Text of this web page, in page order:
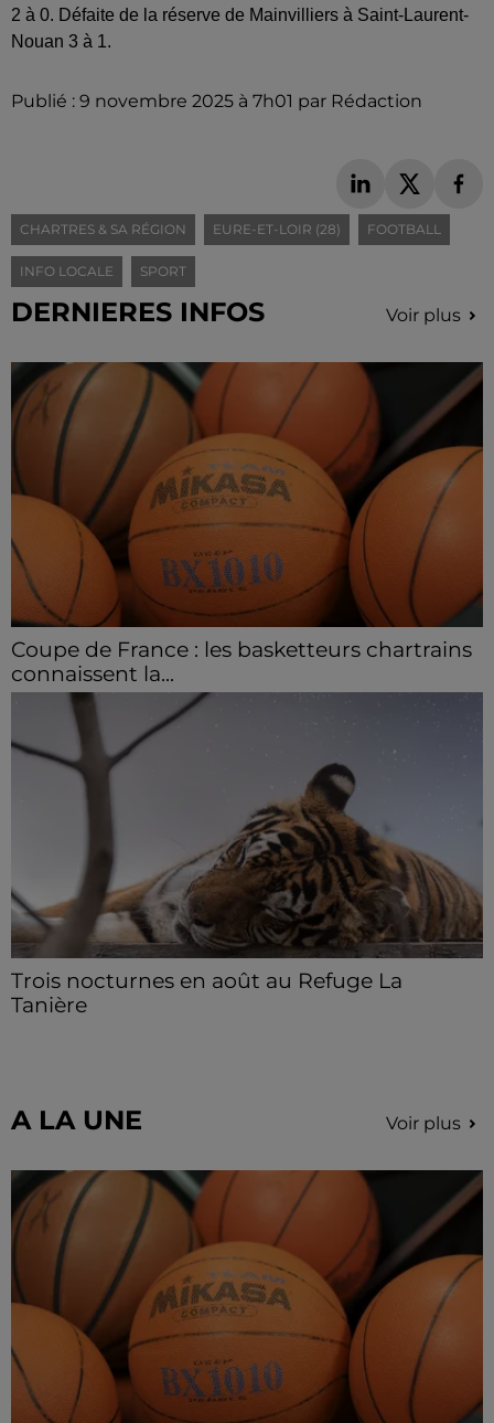
2 à 0. Défaite de la réserve de Mainvilliers à Saint-Laurent-
Nouan 3 à 1.
Publié : 9 novembre 2025 à 7h01 par Rédaction
CHARTRES & SA RÉGION EURE-ET-LOIR (28) FOOTBALL
INFO LOCALE SPORT
DERNIERES INFOS Voir plus
Coupe de France : les basketteurs chartrains
connaissent la...
Le C'CMBM affrontera un autre club de la région
Centre à l'occasion des 32es de finale de la Coupe de
France.
Trois nocturnes en août au Refuge La
Tanière
A LA UNE Voir plus